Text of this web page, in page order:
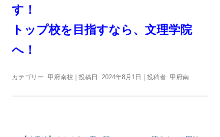
す！
トップ校を目指すなら、文理学院
へ！
カテゴリー: 甲府南校 | 投稿日: 2024年8月1日 | 投稿者: 甲府南